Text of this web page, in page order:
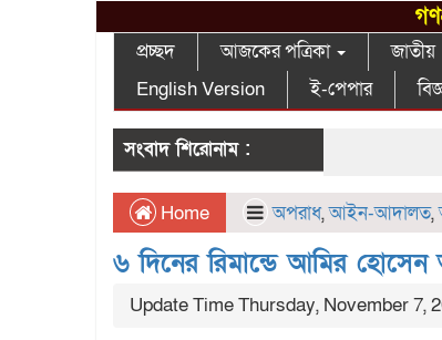
প্রচ্ছদ আজকের পত্রিকা জাতীয়
English Version
ই-পেপার
সংবাদ শিরোনাম :
Home অপরাধ,আইন-আদালত,
৬ দিনের রিমান্ডে আমির
Update Time Thursday, November 7,